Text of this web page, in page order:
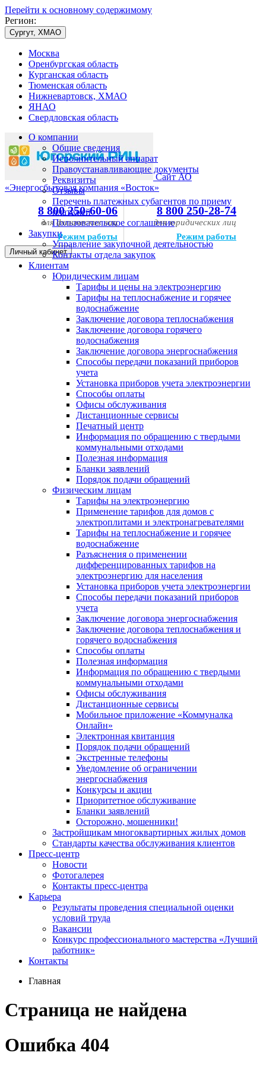
Перейти к основному содержимому
Регион:
Сургут, ХМАО
Москва
Оренбургская область
Курганская область
Тюменская область
Нижневартовск, ХМАО
ЯНАО
Свердловская область
Сайт АО
«Энергосбытовая компания «Восток»
8 800 250-60-06
для физических лиц
Режим работы
8 800 250-28-74
для юридических лиц
Режим работы
Личный кабинет
О компании
Общие сведения
Исполнительный аппарат
Правоустанавливающие документы
Реквизиты
Отзывы
Перечень платежных субагентов по приему
платежей
Пользовательское соглашение
Закупки
Управление закупочной деятельностью
Контакты отдела закупок
Клиентам
Юридическим лицам
Тарифы и цены на электроэнергию
Тарифы на теплоснабжение и горячее
водоснабжение
Заключение договора теплоснабжения
Заключение договора горячего
водоснабжения
Заключение договора энергоснабжения
Способы передачи показаний приборов
учета
Установка приборов учета электроэнергии
Способы оплаты
Офисы обслуживания
Дистанционные сервисы
Печатный центр
Информация по обращению с твердыми
коммунальными отходами
Полезная информация
Бланки заявлений
Порядок подачи обращений
Физическим лицам
Тарифы на электроэнергию
Применение тарифов для домов с
электроплитами и электронагревателями
Тарифы на теплоснабжение и горячее
водоснабжение
Разъяснения о применении
дифференцированных тарифов на
электроэнергию для населения
Установка приборов учета электроэнергии
Способы передачи показаний приборов
учета
Заключение договора энергоснабжения
Заключение договора теплоснабжения и
горячего водоснабжения
Способы оплаты
Полезная информация
Информация по обращению с твердыми
коммунальными отходами
Офисы обслуживания
Дистанционные сервисы
Мобильное приложение «Коммуналка
Онлайн»
Электронная квитанция
Порядок подачи обращений
Экстренные телефоны
Уведомление об ограничении
энергоснабжения
Конкурсы и акции
Приоритетное обслуживание
Бланки заявлений
Осторожно, мошенники!
Застройщикам многоквартирных жилых домов
Стандарты качества обслуживания клиентов
Пресс-центр
Новости
Фотогалерея
Контакты пресс-центра
Карьера
Результаты проведения специальной оценки
условий труда
Вакансии
Конкурс профессионального мастерства «Лучший
работник»
Контакты
Главная
Страница не найдена
Ошибка 404